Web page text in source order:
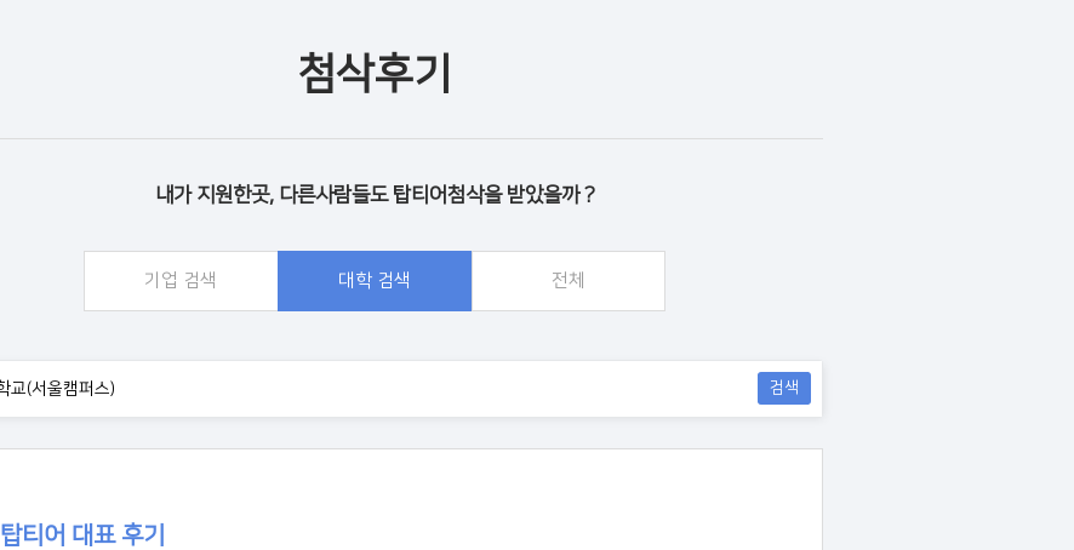
첨삭후기
내가 지원한곳, 다른사람들도 탑티어첨삭을 받았을까 ?
기업 검색 대학 검색 전체
검색
탑티어 대표 후기